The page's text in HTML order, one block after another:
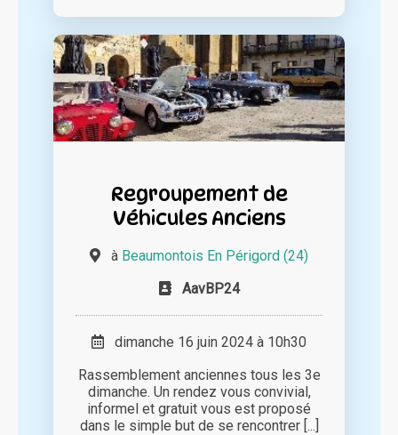
Regroupement de
Véhicules Anciens
à Beaumontois En Périgord (24)
AavBP24
dimanche 16 juin 2024 à 10h30
Rassemblement anciennes tous les 3e
dimanche. Un rendez vous convivial,
informel et gratuit vous est proposé
dans le simple but de se rencontrer [...]